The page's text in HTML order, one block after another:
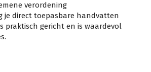
verordening
je direct toepasbare handvatten
praktisch gericht en is waardevol